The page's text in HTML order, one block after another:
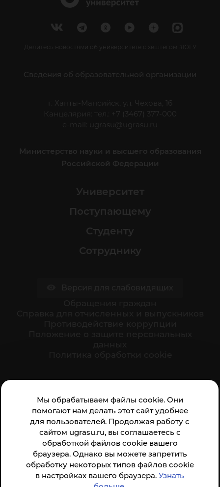
Мы обрабатываем файлы cookie. Они
помогают нам делать этот сайт удобнее
для пользователей. Продолжая работу с
сайтом ugrasu.ru, вы соглашаетесь с
обработкой файлов cookie вашего
браузера. Однако вы можете запретить
обработку некоторых типов файлов cookie
в настройках вашего браузера.Узнать
Делитесь новостями об университете с хештегом #ЮГУ
Сведения об образовательной организации
г. Ханты-Мансийск, ул. Чехова, 16
Канцелярия: тел.: +7 (3467) 377-000
e-mail:
ugrasu@ugrasu.ru
Министерство науки и высшего образования
Российской Федерации
Университет
Поступающему
Студенту
Сотруднику
организации:
Анкета доступна по QR-коду, а так же по прямой
ссылке